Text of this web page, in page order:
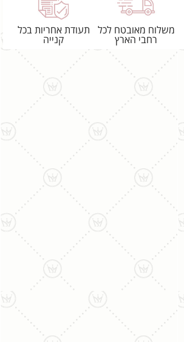
משלוח מאובטח לכל
רחבי הארץ
תעודת אחריות בכל
קנייה